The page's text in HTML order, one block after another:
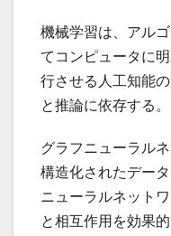
機械学習は、アル
てコンピュータに
行させる人工知能
と推論に依存する。
グラフニューラル
構造化されたデー
ニューラルネット
と相互作用を効果的